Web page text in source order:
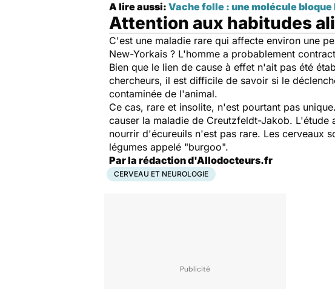
A lire aussi: Vache folle : une molécule
Attention aux habitudes
C'est une maladie rare qui affecte environ une
New-Yorkais ? L'homme a probablement
Bien que le lien de cause à effet n'ait pas été
chercheurs, il est difficile de savoir si le
contaminée de l'animal.
Ce cas, rare et insolite, n'est pourtant pas
causer la maladie de Creutzfeldt-Jakob.
nourrir d'écureuils n'est pas rare. Les cerveaux
légumes appelé "burgoo".
Par la rédaction d'Allodocteurs.fr
CERVEAU ET NEUROLOGIE